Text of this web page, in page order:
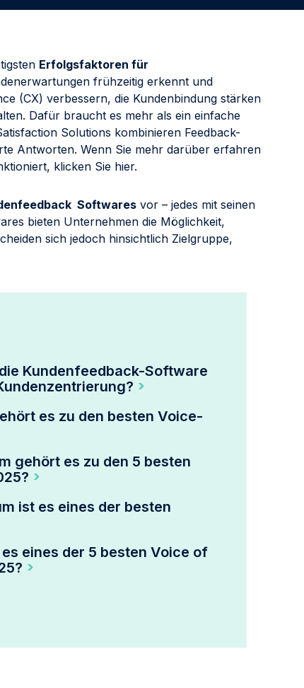
Dienstleistungen zu verbessern.
Kunden in Fans umwandeln
Beeindrucke deine Kunden, indem du sie wissen lässt,
dass ihr wertvolles Feedback zu tatsächlichen Aktionen
führte.
Erfolgsfaktoren für
frühzeitig erkennt und
(CX) verbessern, die Kundenbindung stärken
Dafür braucht es mehr als ein einfache
Solutions kombinieren Feedback-
Antworten. Wenn Sie mehr darüber erfahren
klicken Sie hier.
Softwares vor – jedes mit seinen
bieten Unternehmen die Möglichkeit,
sich jedoch hinsichtlich Zielgruppe,
Kundenfeedback-Software
es zu den besten Voice-
gehört es zu den 5 besten
ist es eines der besten
eines der 5 besten Voice of